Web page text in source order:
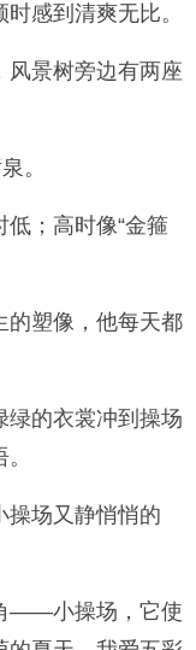
感到清爽无比。
景树旁边有两座
。
；高时像“金箍
塑像，他每天都
的衣裳冲到操场
场又静悄悄的
——小操场，它使